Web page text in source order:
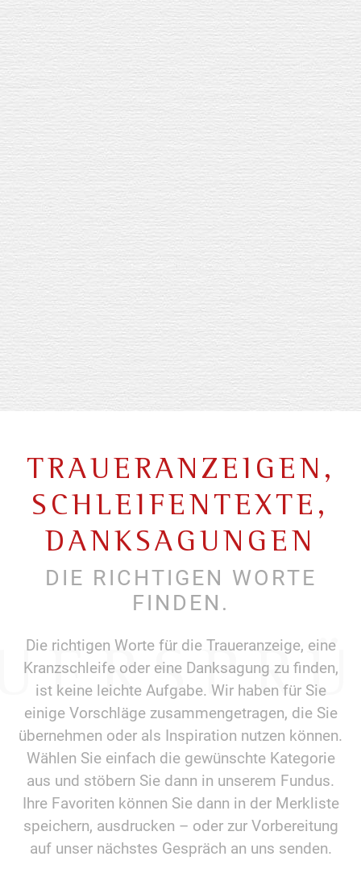
TRAUERANZEIGEN,
SCHLEIFENTEXTE,
DANKSAGUNGEN
DIE RICHTIGEN WORTE
FINDEN.
Die richtigen Worte für die Traueranzeige, eine
Kranzschleife oder eine Danksagung zu finden,
ist keine leichte Aufgabe. Wir haben für Sie
einige Vorschläge zusammen­getragen, die Sie
übernehmen oder als Inspiration nutzen können.
Wählen Sie einfach die gewünschte Kategorie
aus und stöbern Sie dann in unserem Fundus.
Ihre Favoriten können Sie dann in der Merkliste
speichern, ausdrucken – oder zur Vorbereitung
auf unser nächstes Gespräch an uns senden.